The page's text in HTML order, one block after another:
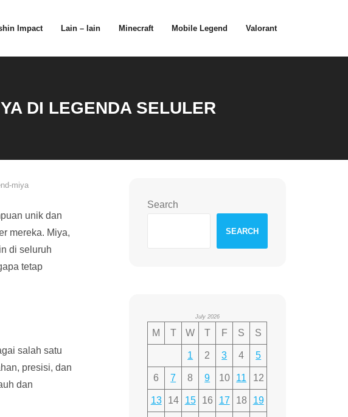
Impact Lain – lain Minecraft Mobile Legend Valorant
DI LEGENDA SELULER
miya
unik dan
mereka. Miya,
di seluruh
tetap
salah satu
presisi, dan
dan
Search
SEARCH
July 2026
M T W T F S S
1 2 3 4 5
6 7 8 9 10 11 12
13 14 15 16 17 18 19